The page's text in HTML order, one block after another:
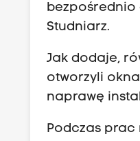
bezpośrednio
Studniarz.
Jak dodaje,
otworzyli
naprawę
Podczas prac